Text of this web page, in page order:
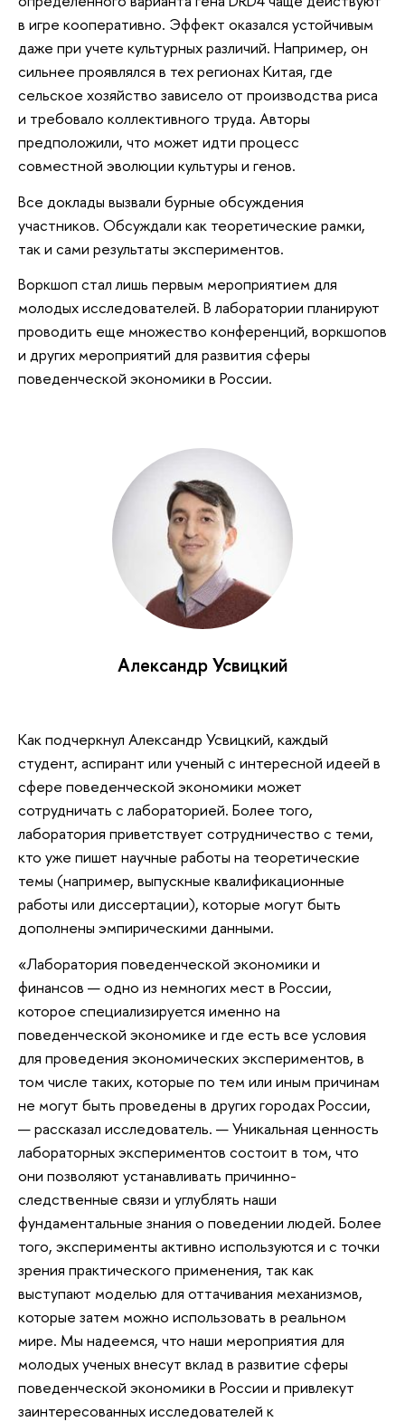
в игре кооперативно. Эффект оказался устойчивым
даже при учете культурных различий. Например, он
сильнее проявлялся в тех регионах Китая, где
сельское хозяйство зависело от производства риса
и требовало коллективного труда. Авторы
предположили, что может идти процесс
совместной эволюции культуры и генов.
Все доклады вызвали бурные обсуждения
участников. Обсуждали как теоретические рамки,
так и сами результаты экспериментов.
Воркшоп стал лишь первым мероприятием для
молодых исследователей. В лаборатории планируют
проводить еще множество конференций, воркшопов
и других мероприятий для развития сферы
поведенческой экономики в России.
Александр Усвицкий
Как подчеркнул Александр Усвицкий, каждый
студент, аспирант или ученый с интересной идеей в
сфере поведенческой экономики может
сотрудничать с лабораторией. Более того,
лаборатория приветствует сотрудничество с теми,
кто уже пишет научные работы на теоретические
темы (например, выпускные квалификационные
работы или диссертации), которые могут быть
дополнены эмпирическими данными.
«Лаборатория поведенческой экономики и
финансов — одно из немногих мест в России,
которое специализируется именно на
поведенческой экономике и где есть все условия
для проведения экономических экспериментов, в
том числе таких, которые по тем или иным причинам
не могут быть проведены в других городах России,
— рассказал исследователь. — Уникальная ценность
лабораторных экспериментов состоит в том, что
они позволяют устанавливать причинно-
следственные связи и углублять наши
фундаментальные знания о поведении людей. Более
того, эксперименты активно используются и с точки
зрения практического применения, так как
выступают моделью для оттачивания механизмов,
которые затем можно использовать в реальном
мире. Мы надеемся, что наши мероприятия для
молодых ученых внесут вклад в развитие сферы
поведенческой экономики в России и привлекут
заинтересованных исследователей к